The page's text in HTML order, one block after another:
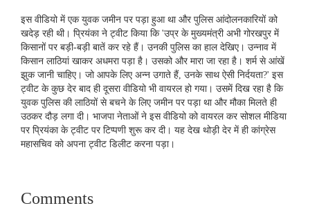
इस वीडियो में एक युवक जमीन पर पड़ा हुआ था और पुलिस आंदोलनकारियों को
खदेड़ रही थी। प्रियंका ने ट्वीट किया कि 'उप्र के मुख्यमंत्री अभी गोरखपुर में
किसानों पर बड़ी-बड़ी बातें कर रहे हैं। उनकी पुलिस का हाल देखिए। उन्नाव में
किसान लाठियां खाकर अधमरा पड़ा है। उसको और मारा जा रहा है। शर्म से आंखें
झुक जानी चाहिए। जो आपके लिए अन्न उगाते हैं, उनके साथ ऐसी निर्दयता?' इस
ट्वीट के कुछ देर बाद ही दूसरा वीडियो भी वायरल हो गया। उसमें दिख रहा है कि
युवक पुलिस की लाठियों से बचने के लिए जमीन पर पड़ा था और मौका मिलते ही
उठकर दौड़ लगा दी। भाजपा नेताओं ने इस वीडियो को वायरल कर सोशल मीडिया
पर प्रियंका के ट्वीट पर टिप्पणी शुरू कर दी। यह देख थोड़ी देर में ही कांग्रेस
महासचिव को अपना ट्वीट डिलीट करना पड़ा।
Comments